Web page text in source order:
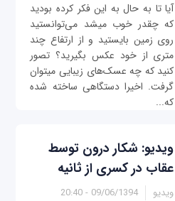
آیا تا به حال به این فکر کرده بودید
که چقدر خوب می‎شد می‌توانستید
روی زمین بایستید و از ارتفاع چند
متری از خود عکس بگیرید؟ تصور
کنید که چه عسک‌های زیبایی می‎توان
گرفت. اخیرا دستگاهی ساخته شده
که...
ویدیو: شکار درون توسط
عقاب در کسری از ثانیه
ویدیو 09/06/1394 - 20:40